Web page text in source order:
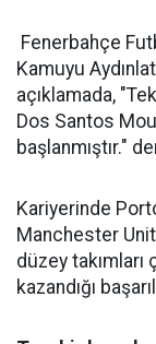
Fenerbahçe
Kamuyu
açıklamada,
Dos Santos
başlanmıştır."
Kariyerinde
Manchester
düzey takımları
kazandığı